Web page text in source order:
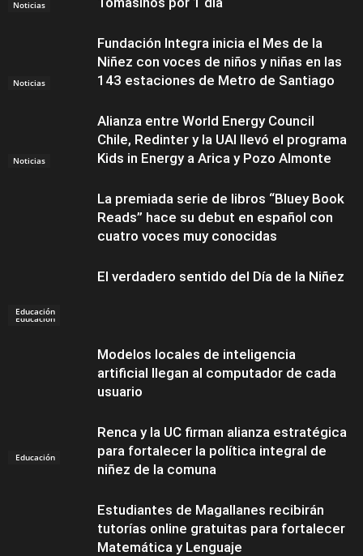
Noticias
Noticias
Fundación Integra inicia el Mes de la
Niñez con voces de niños y niñas en las
143 estaciones de Metro de Santiago
Noticias
Alianza entre World Energy Council
Chile, Redinter y la UAI llevó el programa
Kids in Energy a Arica y Pozo Almonte
Educación
La premiada serie de libros “Bluey Book
Reads” hace su debut en español con
cuatro voces muy conocidas
Educación
El verdadero sentido del Día de la Niñez
Educación
Modelos locales de inteligencia
artificial llegan al computador de cada
usuario
Renca y la UC firman alianza estratégica
para fortalecer la política integral de
niñez de la comuna
Estudiantes de Magallanes recibirán
tutorías online gratuitas para fortalecer
Matemática y Lenguaje